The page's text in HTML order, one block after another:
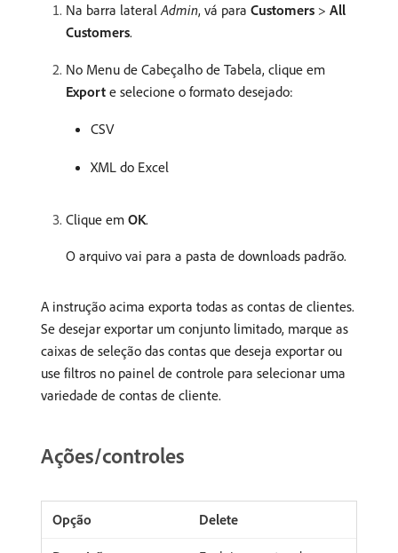
Na barra lateralAdmin, vá para Customers > All
Customers.
No Menu de Cabeçalho de Tabela, clique em
Export e selecione o formato desejado:
CSV
XML do Excel
Clique em OK.
O arquivo vai para a pasta de downloads padrão.
A instrução acima exporta todas as contas de clientes.
Se desejar exportar um conjunto limitado, marque as
caixas de seleção das contas que deseja exportar ou
use filtros no painel de controle para selecionar uma
variedade de contas de cliente.
Ações/controles
Delete